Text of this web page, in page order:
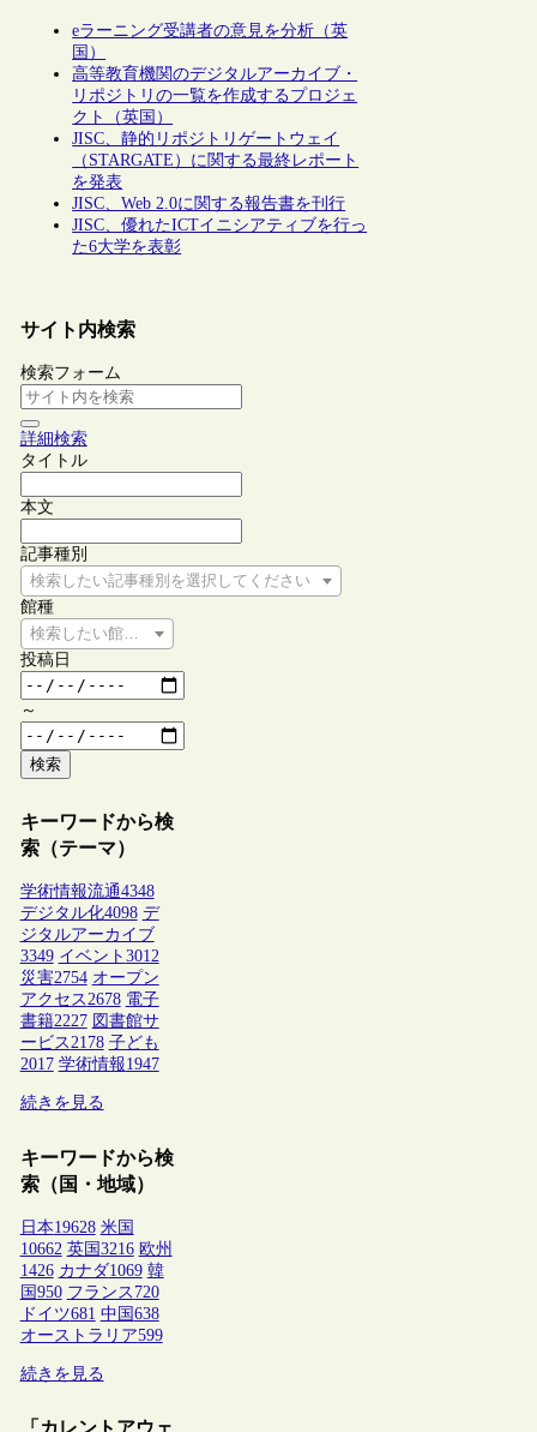
eラーニング受講者の意見を分析（英
国）
高等教育機関のデジタルアーカイブ・
リポジトリの一覧を作成するプロジェ
クト（英国）
JISC、静的リポジトリゲートウェイ
（STARGATE）に関する最終レポート
を発表
JISC、Web 2.0に関する報告書を刊行
JISC、優れたICTイニシアティブを行っ
た6大学を表彰
サイト内検索
検索フォーム
詳細検索
タイトル
本文
記事種別
検索したい記事種別を選択してください
館種
検索したい館種を選択してください
投稿日
～
検索
キーワードから検
索（テーマ）
学術情報流通4348
デジタル化4098 デ
ジタルアーカイブ
3349 イベント 3012
災害2754 オープン
アクセス2678 電子
書籍2227 図書館サ
ービス2178 子ども
2017 学術情報1947
続きを見る
キーワードから検
索（国・地域）
日本19628 米国
10662 英国 3216 欧州
1426 カナダ1069 韓
国 950 フランス 720
ドイツ681 中国 638
オーストラリア599
続きを見る